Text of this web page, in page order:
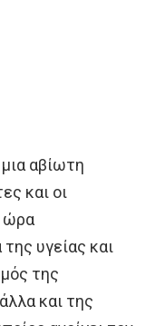
αβίωτη
και οι
ώρα
της υγείας και
της
και της